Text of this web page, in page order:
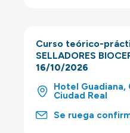
Curso teórico-
SELLADORES
16/10/2026
Hotel Guadiana,
Ciudad Real
Se ruega